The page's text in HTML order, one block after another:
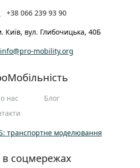
+38 066 239 93 90
Київ, вул. Глибочицька, 40Б
info@pro-mobility.org
нас
Блог
транспортне моделювання
соцмережах